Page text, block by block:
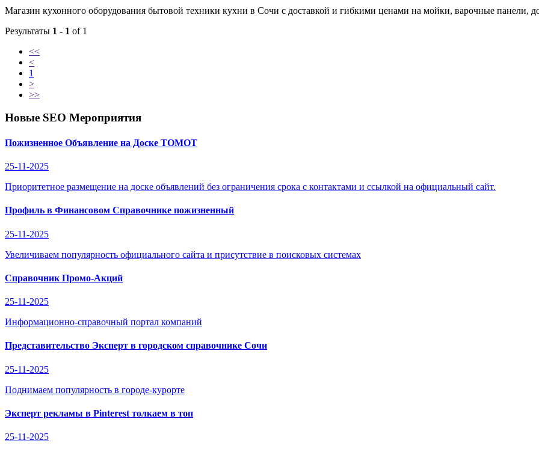
Магазин кухонного оборудования бытовой техники кухни в Сочи с доставкой и гибкими ценами на мойки, варочные панели,
Результаты 1 - 1 of 1
<<
<
1
>
>>
Новые SEO Мероприятия
Пожизненное Объявление на Доске ТОМОТ
25-11-2025
Приоритетное размещение на доске объявлений без ограничения срока с контактами и ссылкой на официальный сайт.
Профиль в Финансовом Справочнике пожизненный
25-11-2025
Увеличиваем популярность официального сайта и присутствие в поисковых системах
Справочник Промо-Акций
25-11-2025
Информационно-справочный портал компаний
Представительство Эксперт в городском справочнике Сочи
25-11-2025
Поднимаем популярность в городе-курорте
Эксперт рекламы в Pinterest толкаем в топ
25-11-2025